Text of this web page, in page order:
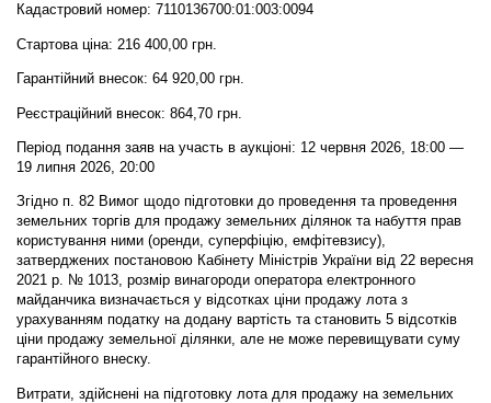
Кадастровий номер: 7110136700:01:003:0094
Стартова ціна: 216 400,00 грн.
Гарантійний внесок: 64 920,00 грн.
Реєстраційний внесок: 864,70 грн.
Період подання заяв на участь в аукціоні: 12 червня 2026, 18:00 —
19 липня 2026, 20:00
Згідно п. 82 Вимог щодо підготовки до проведення та проведення
земельних торгів для продажу земельних ділянок та набуття прав
користування ними (оренди, суперфіцію, емфітевзису),
затверджених постановою Кабінету Міністрів України від 22 вересня
2021 р. № 1013, розмір винагороди оператора електронного
майданчика визначається у відсотках ціни продажу лота з
урахуванням податку на додану вартість та становить 5 відсотків
ціни продажу земельної ділянки, але не може перевищувати суму
гарантійного внеску.
Витрати, здійснені на підготовку лота для продажу на земельних